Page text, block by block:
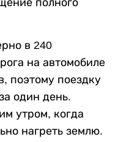
полного
в 240
на автомобиле
поэтому поездку
один день.
утром, когда
нагреть землю.